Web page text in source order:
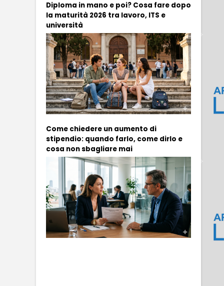
Diploma in mano e poi? Cosa fare dopo
la maturità 2026 tra lavoro, ITS e
università
Come chiedere un aumento di
stipendio: quando farlo, come dirlo e
cosa non sbagliare mai